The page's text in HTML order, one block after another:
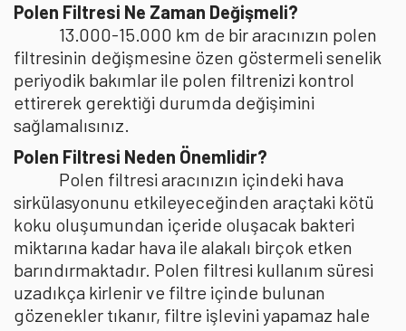
Polen Filtresi Ne Zaman Değişmeli?
13.000-15.000 km de bir aracınızın polen
filtresinin değişmesine özen göstermeli senelik
periyodik bakımlar ile polen filtrenizi kontrol
ettirerek gerektiği durumda değişimini
sağlamalısınız.
Polen Filtresi Neden Önemlidir?
Polen filtresi aracınızın içindeki hava
sirkülasyonunu etkileyeceğinden araçtaki kötü
koku oluşumundan içeride oluşacak bakteri
miktarına kadar hava ile alakalı birçok etken
barındırmaktadır. Polen filtresi kullanım süresi
uzadıkça kirlenir ve filtre içinde bulunan
gözenekler tıkanır, filtre işlevini yapamaz hale